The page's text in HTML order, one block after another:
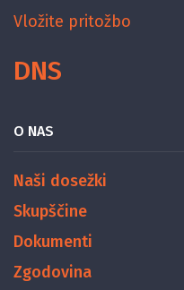
Vložite pritožbo
DNS
O NAS
Naši dosežki
Skupščine
Dokumenti
Zgodovina